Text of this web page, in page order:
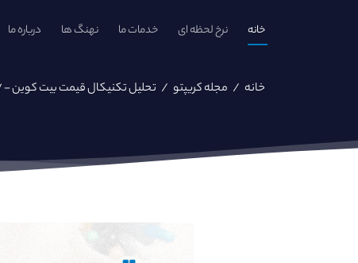
خانه نرخ لحظه ای خدمات ما نهنگ ها درباره ما
خانه / مجله کریپتو / تحلیل تکنیکال قیمت بیت کوین - ۱۷ بهمن ۱۴۰۱